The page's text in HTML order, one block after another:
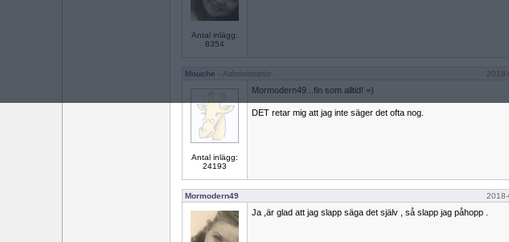
Antal inlägg:
8354
Mouche - Administratör
Antal inlägg:
24193
Mormodern49...fin som alltid! =)
DET retar mig att jag inte säger det ofta nog.
Mormodern49
Ja ,är glad att jag slapp säga det själv , så slapp jag påhopp .